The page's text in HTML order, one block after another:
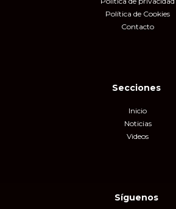
Política de Cookies
Contacto
Síguenos
Secciones
Inicio
Noticias
Videos